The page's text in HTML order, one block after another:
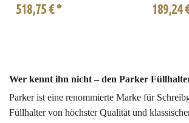
518,75 € * 189,24
Wer kennt ihn nicht – den Parker
Parker ist eine renommierte Marke für
Füllhalter von höchster Qualität und